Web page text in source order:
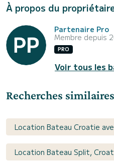
À propos du
Partenaire Pro
Membre depuis
PRO
Voir tous les
Recherches similaires
Location Bateau Croatie
Location Bateau Split,